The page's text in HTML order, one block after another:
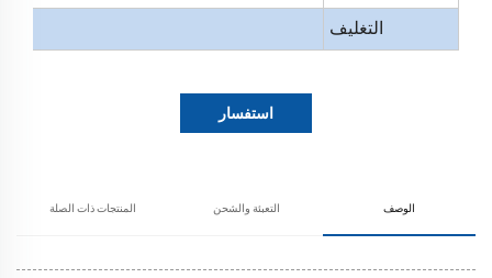
التغليف
استفسار
الوصف التعبئة والشحن المنتجات ذات الصلة